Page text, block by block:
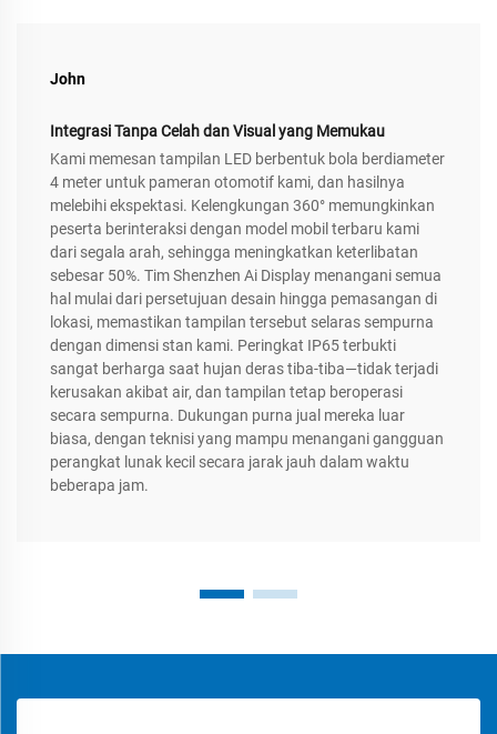
John
Integrasi Tanpa Celah dan Visual yang Memukau
Kami memesan tampilan LED berbentuk bola berdiameter
4 meter untuk pameran otomotif kami, dan hasilnya
melebihi ekspektasi. Kelengkungan 360° memungkinkan
peserta berinteraksi dengan model mobil terbaru kami
dari segala arah, sehingga meningkatkan keterlibatan
sebesar 50%. Tim Shenzhen Ai Display menangani semua
hal mulai dari persetujuan desain hingga pemasangan di
lokasi, memastikan tampilan tersebut selaras sempurna
dengan dimensi stan kami. Peringkat IP65 terbukti
sangat berharga saat hujan deras tiba-tiba—tidak terjadi
kerusakan akibat air, dan tampilan tetap beroperasi
secara sempurna. Dukungan purna jual mereka luar
biasa, dengan teknisi yang mampu menangani gangguan
perangkat lunak kecil secara jarak jauh dalam waktu
beberapa jam.